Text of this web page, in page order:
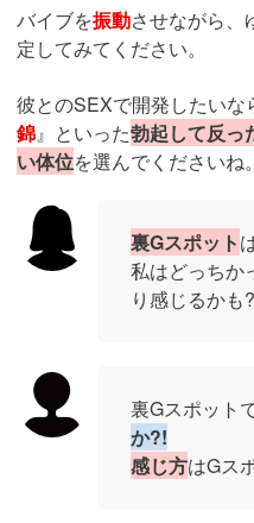
バイブを振動させながら、
定してみてください。
彼とのSEXで開発したいな
錦』といった勃起して反っ
い体位を選んでくださいね。
裏Gスポット
私はどっちか
り感じるかも
裏Gスポット
か?!
感じ方はGス